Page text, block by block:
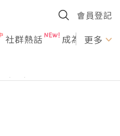
會員登記
社群熱話 成為U更多